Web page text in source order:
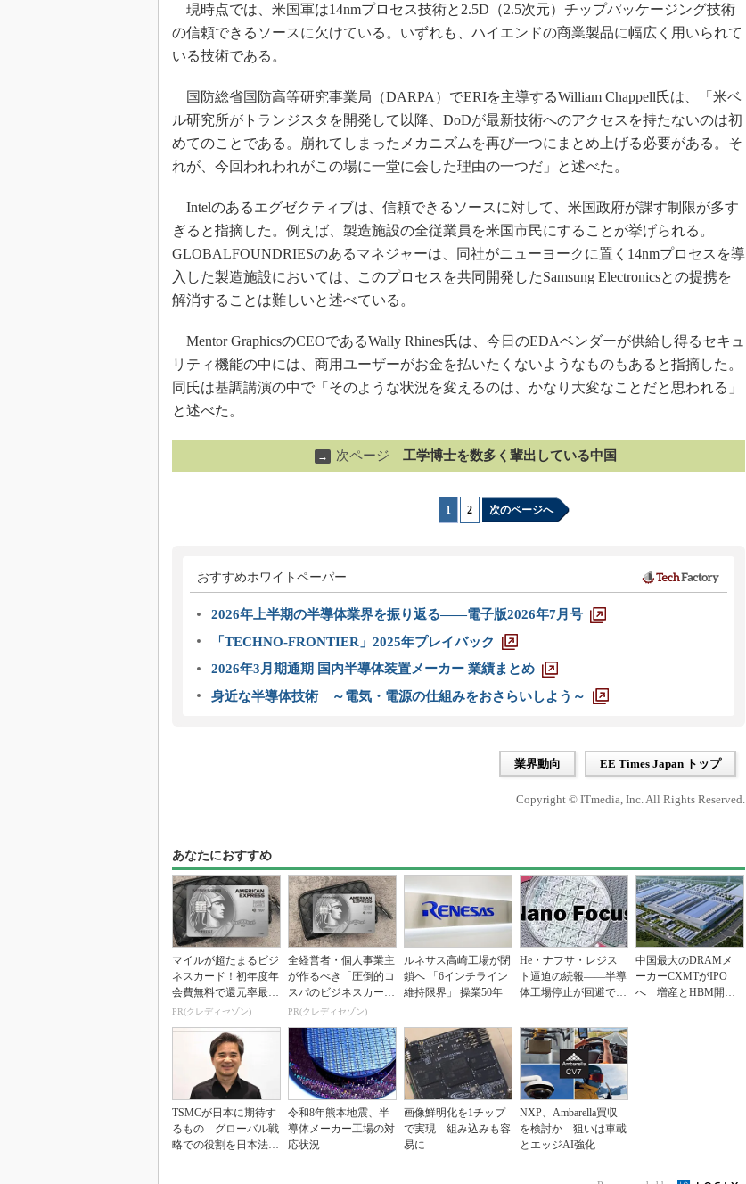
現時点では、米国軍は14nmプロセス技術と2.5D（2.5次元）チップパッケージング技術
の信頼できるソースに欠けている。いずれも、ハイエンドの商業製品に幅広く用いられて
いる技術である。
国防総省国防高等研究事業局（DARPA）でERIを主導するWilliam Chappell氏は、「米ベ
ル研究所がトランジスタを開発して以降、DoDが最新技術へのアクセスを持たないのは初
めてのことである。崩れてしまったメカニズムを再び一つにまとめ上げる必要がある。そ
れが、今回われわれがこの場に一堂に会した理由の一つだ」と述べた。
Intelのあるエグゼクティブは、信頼できるソースに対して、米国政府が課す制限が多す
ぎると指摘した。例えば、製造施設の全従業員を米国市民にすることが挙げられる。
GLOBALFOUNDRIESのあるマネジャーは、同社がニューヨークに置く14nmプロセスを導
入した製造施設においては、このプロセスを共同開発したSamsung Electronicsとの提携を
解消することは難しいと述べている。
Mentor GraphicsのCEOであるWally Rhines氏は、今日のEDAベンダーが供給し得るセキュ
リティ機能の中には、商用ユーザーがお金を払いたくないようなものもあると指摘した。
同氏は基調講演の中で「そのような状況を変えるのは、かなり大変なことだと思われる」
と述べた。
→ 次ページ 工学博士を数多く輩出している中国
1 2 次のページへ
おすすめホワイトペーパー
2026年上半期の半導体業界を振り返る――電子版2026年7月号
「TECHNO-FRONTIER」2025年プレイバック
2026年3月期通期 国内半導体装置メーカー 業績まとめ
身近な半導体技術 ～電気・電源の仕組みをおさらいしよう～
業界動向 EE Times Japan トップ
Copyright © ITmedia, Inc. All Rights Reserved.
あなたにおすすめ
マイルが超たまるビジ
ネスカード！初年度年
会費無料で還元率最大
1.125%
PR(クレディセゾン)
全経営者・個人事業主
が作るべき「圧倒的コ
スパのビジネスカー
ド」
PR(クレディセゾン)
ルネサス高崎工場が閉
鎖へ 「6インチライン
維持限界」 操業50年
He・ナフサ・レジス
ト逼迫の続報――半導
体工場停止が回避でき
中国最大のDRAMメ
ーカーCXMTがIPO
へ 増産とHBM開発
TSMCが日本に期待す
るもの グローバル戦
略での役割を日本法人
令和8年熊本地震、半
導体メーカー工場の対
応状況
画像鮮明化を1チップ
で実現 組み込みも容
易に
NXP、Ambarella買収
を検討か 狙いは車載
とエッジAI強化